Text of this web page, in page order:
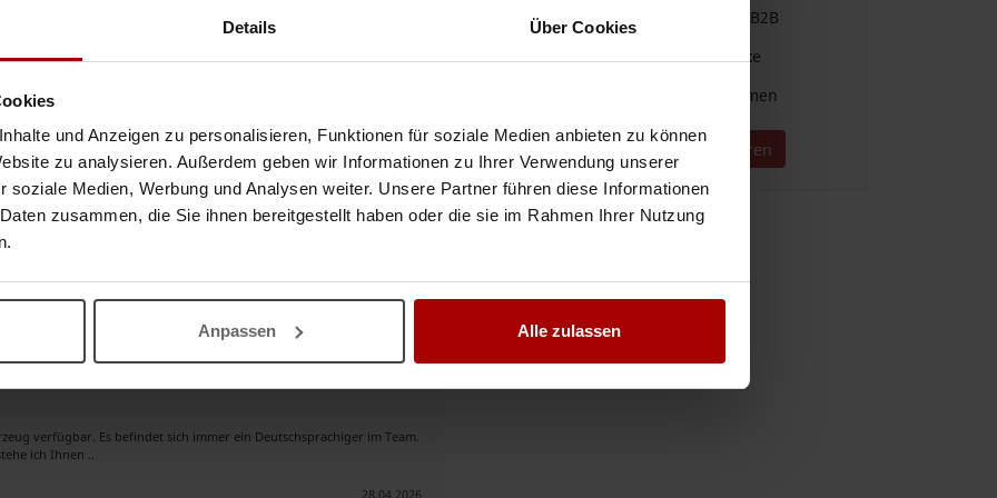
Details Über Cookies
und Anzeigen zu personalisieren, Funktionen für soziale Medien anbieten zu können
zu analysieren. Außerdem geben wir Informationen zu Ihrer Verwendung unserer
soziale Medien, Werbung und Analysen weiter. Unsere Partner führen diese Informationen
zusammen, die Sie ihnen bereitgestellt haben oder die sie im Rahmen Ihrer Nutzung
Anpassen Alle zulassen
sofort zur Verfügung!
Wir bieten Qualität, langjährige Erfahrung, Verantwortung,
* Vollständi ..
mit Hauptsitz in Österreich Selbst bin ich ein Deutscher
Im Bereich ..
12.06.2026
verfügbar. Es befindet sich immer ein Deutschsprachiger im Team.
ich Ihnen ..
28.04.2026
Einfache Vergabe & Suche im B2B
Für alle Branchen und Gewerke
Direkter Kontakt zu Unternehmen
Jetzt kostenlos registrieren